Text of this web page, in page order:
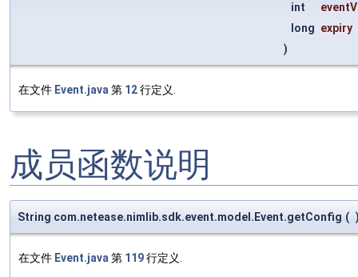
int
long expiry
)
在文件 Event.java第 12行定义.
成员函数说明
String com.netease.nimlib.sdk.event.model.Event.getConfig (
在文件 Event.java 第 119行定义.